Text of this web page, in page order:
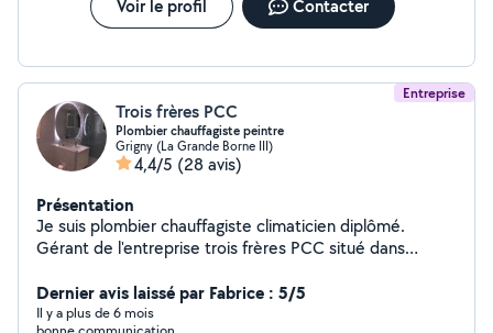
Voir le profil Contacter
Entreprise
Trois frères PCC
Plombier chauffagiste peintre
Grigny (La Grande Borne III)
4,4/5 (28 avis)
Présentation
Je suis plombier chauffagiste climaticien diplômé.
Gérant de l'entreprise trois frères PCC situé dans
domaine du BTP J'effectue en plus de la plomberie tous
les travaux de rénovation (peinture ,revêtement de sol
Dernier avis laissé par Fabrice : 5/5
Il y a plus de 6 mois